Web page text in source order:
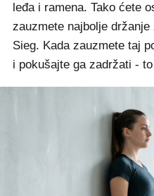
leđa i ramena. Tako ćete
zauzmete najbolje
Sieg. Kada zauzmete taj
i pokušajte ga zadržati -